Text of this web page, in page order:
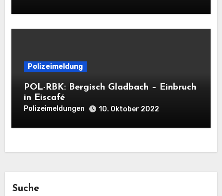
Polizeimeldung
POL-RBK: Bergisch Gladbach – Einbruch
in Eiscafé
Polizeimeldungen 10. Oktober 2022
Suche